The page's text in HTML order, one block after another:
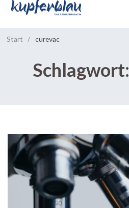
Start / curevac
Schlagwort: